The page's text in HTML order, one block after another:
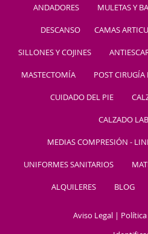
ANDADORES MULETAS Y
DESCANSO CAMAS
SILLONES Y COJINES
MASTECTOMÍA POST CIRUGÍA
CUIDADO DEL PIE
CALZADO
MEDIAS COMPRESIÓN -
UNIFORMES SANITARIOS
ALQUILERES BLOG
Aviso Legal